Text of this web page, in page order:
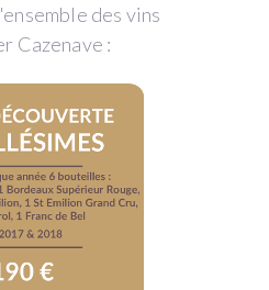
des vins
Cazenave :